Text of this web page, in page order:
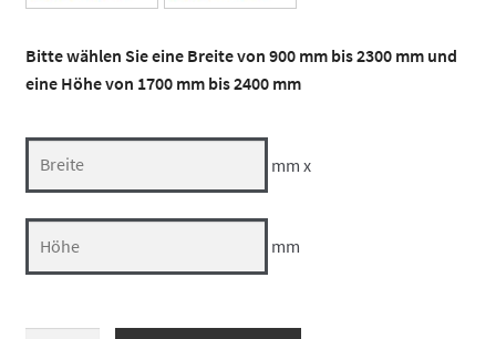
Bitte wählen Sie eine Breite von 900 mm bis 2300 mm und
eine Höhe von 1700 mm bis 2400 mm
mm x
mm